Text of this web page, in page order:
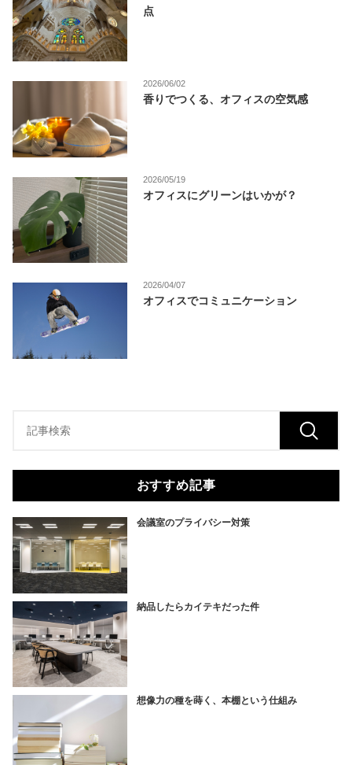
点
2026/06/02
香りでつくる、オフィスの空気感
2026/05/19
オフィスにグリーンはいかが？
2026/04/07
オフィスでコミュニケーション
おすすめ記事
会議室のプライバシー対策
納品したらカイテキだった件
想像力の種を蒔く、本棚という仕組み